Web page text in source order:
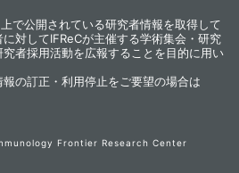
で公開されている研究者情報を取得して
対してIFReCが主催する学術集会・研究
者採用活動を広報することを目的に用い
の訂正・利用停止をご要望の場合は
Frontier Research Center